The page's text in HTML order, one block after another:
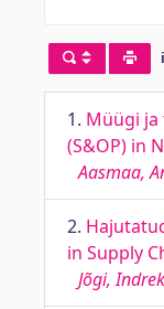
1. Müügi ja
(S&OP) in
Aasmaa,
2.
in Supply
Jõgi, Indrek